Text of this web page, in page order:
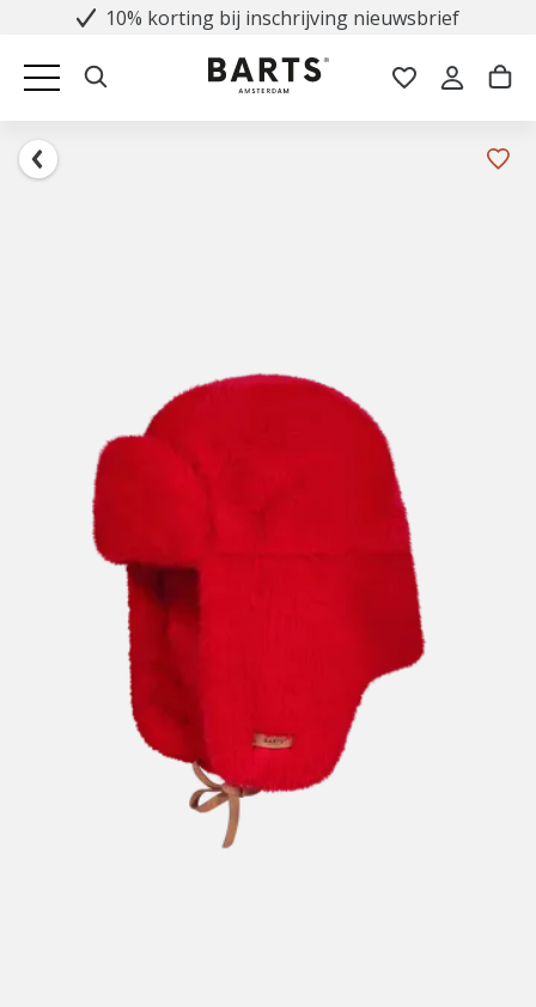
10% korting bij inschrijving nieuwsbrief